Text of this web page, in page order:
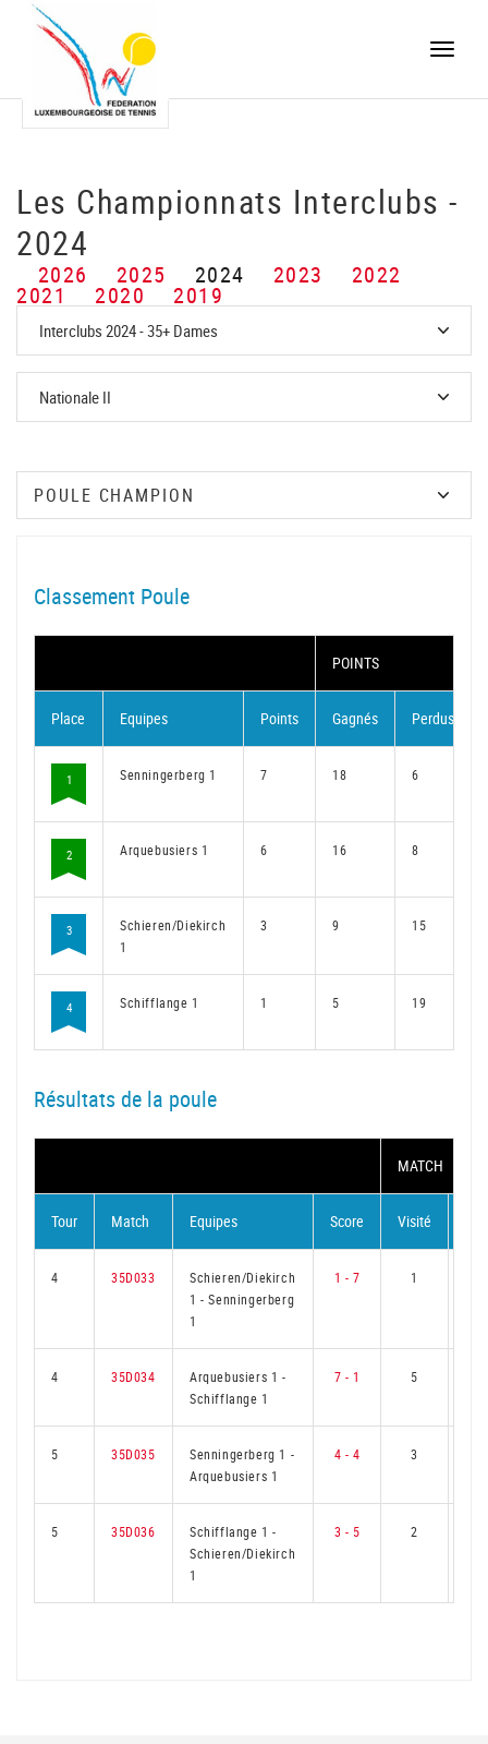
Toggle
Les Championnats Interclubs -
2024
2026 2025 2024 2023 2022
2021 2020 2019
Classement Poule
POINTS
Place Equipes Points Gagnés Perdus
1 Senningerberg 1 7 18 6
2 Arquebusiers 1 6 16 8
3
Schieren/Diekirch
1
3 9 15
4 Schifflange 1 1 5 19
Résultats de la poule
MATCH
Tour Match Equipes Score Visité
4 35D033
Schieren/Diekirch
1-Senningerberg
1
1 - 7 1
4 35D034 Arquebusiers 1 -
Schifflange 1
7 - 1 5
5 35D035 Senningerberg 1 -
Arquebusiers 1
4 - 4 3
5 35D036 Schifflange 1-
Schieren/Diekirch
1
3 - 5 2